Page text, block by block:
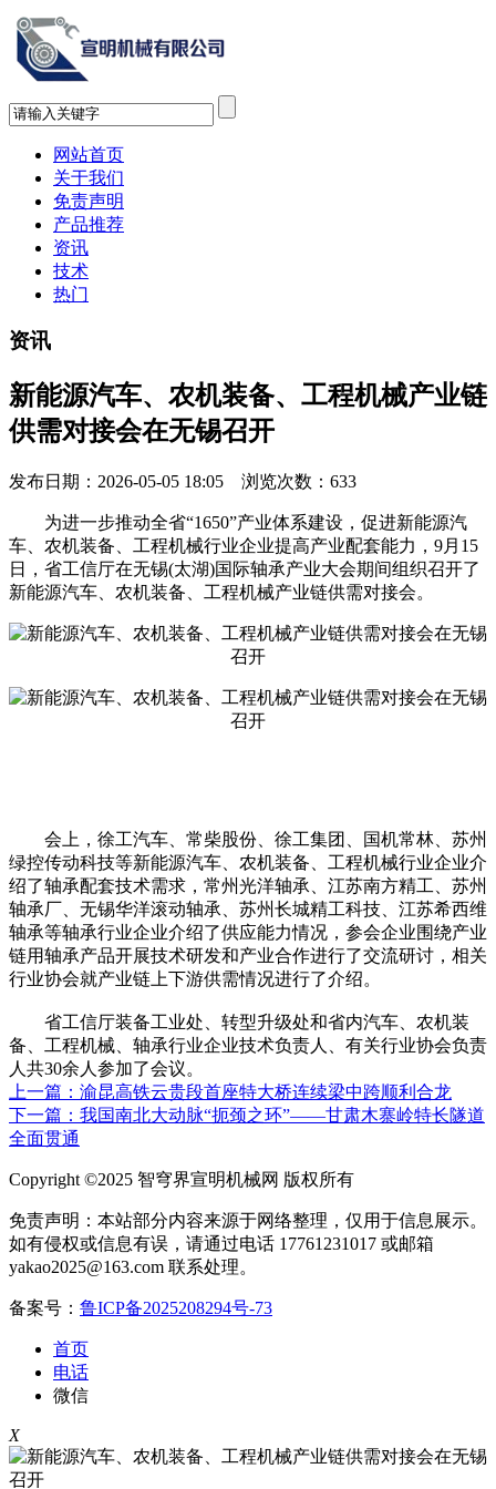
网站首页
关于我们
免责声明
产品推荐
资讯
技术
热门
资讯
新能源汽车、农机装备、工程机械产业链
供需对接会在无锡召开
发布日期：2026-05-05 18:05 浏览次数： 633
为进一步推动全省“1650”产业体系建设，促进新能源汽
车、农机装备、工程机械行业企业提高产业配套能力，9月15
日，省工信厅在无锡(太湖)国际轴承产业大会期间组织召开了
新能源汽车、农机装备、工程机械产业链供需对接会。
会上，徐工汽车、常柴股份、徐工集团、国机常林、苏州
绿控传动科技等新能源汽车、农机装备、工程机械行业企业介
绍了轴承配套技术需求，常州光洋轴承、江苏南方精工、苏州
轴承厂、无锡华洋滚动轴承、苏州长城精工科技、江苏希西维
轴承等轴承行业企业介绍了供应能力情况，参会企业围绕产业
链用轴承产品开展技术研发和产业合作进行了交流研讨，相关
行业协会就产业链上下游供需情况进行了介绍。
省工信厅装备工业处、转型升级处和省内汽车、农机装
备、工程机械、轴承行业企业技术负责人、有关行业协会负责
人共30余人参加了会议。
上一篇：渝昆高铁云贵段首座特大桥连续梁中跨顺利合龙
下一篇：我国南北大动脉“扼颈之环”――甘肃木寨岭特长隧道
全面贯通
Copyright ©2025 智穹界宣明机械网 版权所有
免责声明：本站部分内容来源于网络整理，仅用于信息展示。
如有侵权或信息有误，请通过电话 17761231017 或邮箱
yakao2025@163.com 联系处理。
备案号： 鲁ICP备2025208294号-73
首页
电话
微信
X